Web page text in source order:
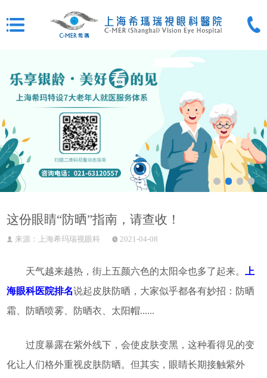
这份眼睛“防晒”指南，请查收！
来源：上海希玛瑞视眼科 2021-04-08
天气越来越热，街上五颜六色的太阳伞也多了起来。
上
海眼科医院排名说起皮肤防晒，大家似乎都各有妙招：防晒
霜、防晒喷雾、防晒衣、太阳帽......
过度暴露在紫外线下，会使皮肤变黑，这种看得见的变
化让人们格外重视皮肤防晒。但其实，眼睛长期接触紫外